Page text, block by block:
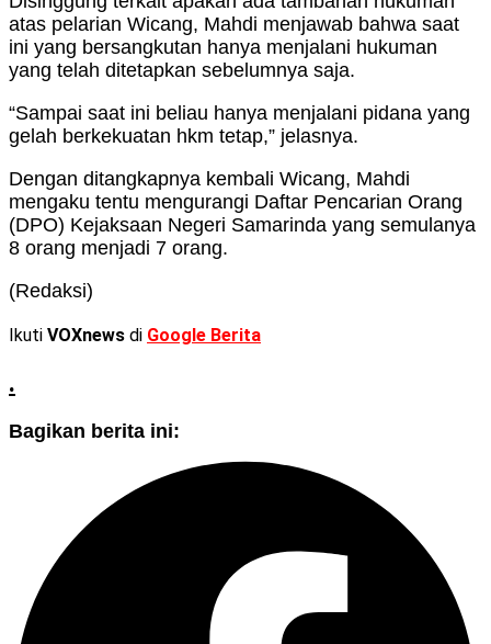
atas pelarian Wicang, Mahdi menjawab bahwa saat
ini yang bersangkutan hanya menjalani hukuman
yang telah ditetapkan sebelumnya saja.
“Sampai saat ini beliau hanya menjalani pidana yang
gelah berkekuatan hkm tetap,” jelasnya.
Dengan ditangkapnya kembali Wicang, Mahdi
mengaku tentu mengurangi Daftar Pencarian Orang
(DPO) Kejaksaan Negeri Samarinda yang semulanya
8 orang menjadi 7 orang.
(Redaksi)
Ikuti VOXnews di Google Berita
.
Bagikan berita ini: